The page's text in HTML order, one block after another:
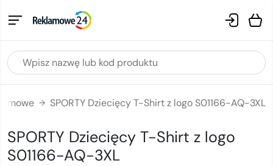
→ SPORTY Dziecięcy T-Shirt z logo S01166-AQ-3XL
SPORTY Dziecięcy T-Shirt z logo
S01166-AQ-3XL